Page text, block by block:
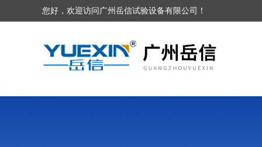
您好，欢迎访问广州岳信试验设备有限公司！